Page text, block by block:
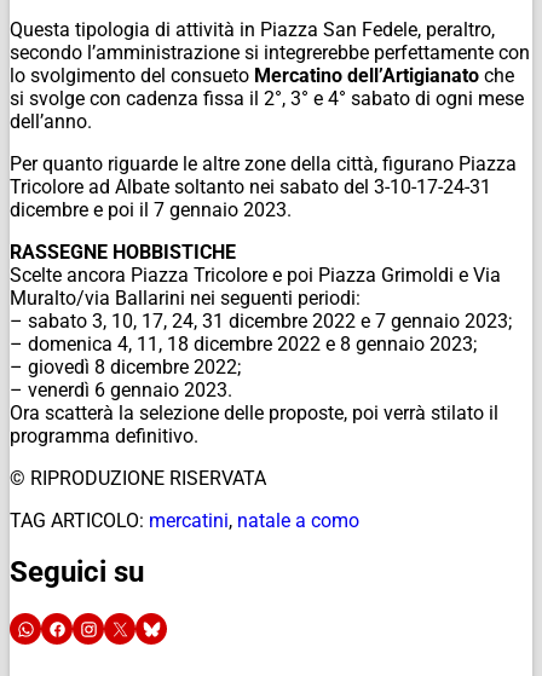
Questa tipologia di attività in Piazza San Fedele, peraltro,
secondo l’amministrazione si integrerebbe perfettamente con
lo svolgimento del consueto Mercatino dell’Artigianato che
si svolge con cadenza fissa il 2°, 3° e 4° sabato di ogni mese
dell’anno.
Per quanto riguarde le altre zone della città, figurano Piazza
Tricolore ad Albate soltanto nei sabato del 3-10-17-24-31
dicembre e poi il 7 gennaio 2023.
RASSEGNE HOBBISTICHE
Scelte ancora Piazza Tricolore e poi Piazza Grimoldi e Via
Muralto/via Ballarini nei seguenti periodi:
– sabato 3, 10, 17, 24, 31 dicembre 2022 e 7 gennaio 2023;
– domenica 4, 11, 18 dicembre 2022 e 8 gennaio 2023;
– giovedì 8 dicembre 2022;
– venerdì 6 gennaio 2023.
Ora scatterà la selezione delle proposte, poi verrà stilato il
programma definitivo.
© RIPRODUZIONE RISERVATA
TAG ARTICOLO: mercatini, natale a como
Seguici su